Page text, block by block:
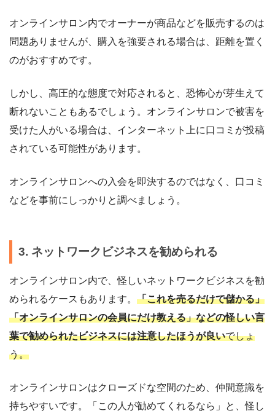
オンラインサロン内でオーナーが商品などを販売するのは
問題ありませんが、購入を強要される場合は、距離を置く
のがおすすめです。
しかし、高圧的な態度で対応されると、恐怖心が芽生えて
断れないこともあるでしょう。オンラインサロンで被害を
受けた人がいる場合は、インターネット上に口コミが投稿
されている可能性があります。
オンラインサロンへの入会を即決するのではなく、口コミ
などを事前にしっかりと調べましょう。
3. ネットワークビジネスを勧められる
オンラインサロン内で、怪しいネットワークビジネスを勧
められるケースもあります。 「これを売るだけで儲かる」
「オンラインサロンの会員にだけ教える」などの怪しい言
葉で勧められたビジネスには注意したほうが良いでしょ
う。
オンラインサロンはクローズドな空間のため、仲間意識を
持ちやすいです。「この人が勧めてくれるなら」と、怪し